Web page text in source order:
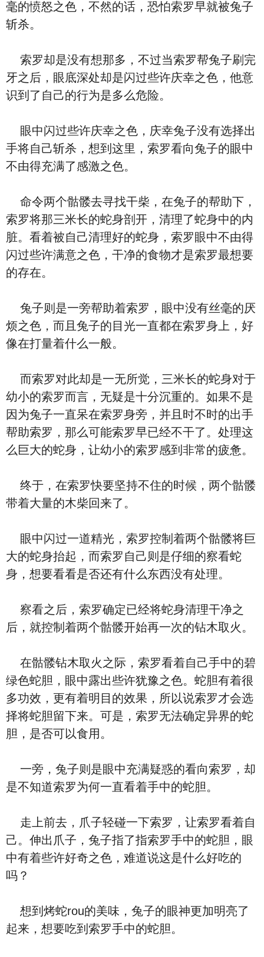
毫的愤怒之色，不然的话，恐怕索罗早就被兔子
斩杀。
索罗却是没有想那多，不过当索罗帮兔子刷完
牙之后，眼底深处却是闪过些许庆幸之色，他意
识到了自己的行为是多么危险。
眼中闪过些许庆幸之色，庆幸兔子没有选择出
手将自己斩杀，想到这里，索罗看向兔子的眼中
不由得充满了感激之色。
命令两个骷髅去寻找干柴，在兔子的帮助下，
索罗将那三米长的蛇身剖开，清理了蛇身中的内
脏。看着被自己清理好的蛇身，索罗眼中不由得
闪过些许满意之色，干净的食物才是索罗最想要
的存在。
兔子则是一旁帮助着索罗，眼中没有丝毫的厌
烦之色，而且兔子的目光一直都在索罗身上，好
像在打量着什么一般。
而索罗对此却是一无所觉，三米长的蛇身对于
幼小的索罗而言，无疑是十分沉重的。如果不是
因为兔子一直呆在索罗身旁，并且时不时的出手
帮助索罗，那么可能索罗早已经不干了。处理这
么巨大的蛇身，让幼小的索罗感到非常的疲惫。
终于，在索罗快要坚持不住的时候，两个骷髅
带着大量的木柴回来了。
眼中闪过一道精光，索罗控制着两个骷髅将巨
大的蛇身抬起，而索罗自己则是仔细的察看蛇
身，想要看看是否还有什么东西没有处理。
察看之后，索罗确定已经将蛇身清理干净之
后，就控制着两个骷髅开始再一次的钻木取火。
在骷髅钻木取火之际，索罗看着自己手中的碧
绿色蛇胆，眼中露出些许犹豫之色。蛇胆有着很
多功效，更有着明目的效果，所以说索罗才会选
择将蛇胆留下来。可是，索罗无法确定异界的蛇
胆，是否可以食用。
一旁，兔子则是眼中充满疑惑的看向索罗，却
是不知道索罗为何一直看着手中的蛇胆。
走上前去，爪子轻碰一下索罗，让索罗看着自
己。伸出爪子，兔子指了指索罗手中的蛇胆，眼
中有着些许好奇之色，难道说这是什么好吃的
吗？
想到烤蛇rou的美味，兔子的眼神更加明亮了
起来，想要吃到索罗手中的蛇胆。